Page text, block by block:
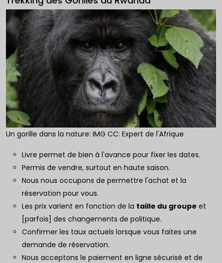
Un gorille dans la nature: IMG CC: Expert de l'Afrique
Livre permet de bien à l'avance pour fixer les dates.
Permis de vendre, surtout en haute saison.
Nous nous occupons de permettre l'achat et la
réservation pour vous.
Les prix varient en fonction de la taille du groupe et
[parfois] des changements de politique.
Confirmer les taux actuels lorsque vous faites une
demande de réservation.
Nous acceptons le paiement en ligne sécurisé et de